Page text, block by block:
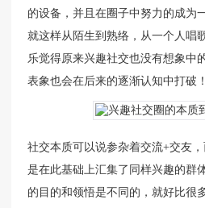
的设备，并且在圈子中努力的成为
就这样从陌生到熟络，从一个人唱
乐觉得原来兴趣社交也没有想象中
表象也会在后来的逐渐认知中打破！
社交本质可以说参杂着交流+交友
是在此基础上汇集了同样兴趣的群
的目的和领悟是不同的，就好比很